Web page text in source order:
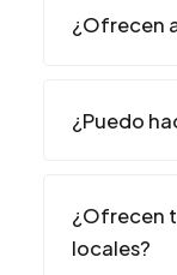
¿Ofrecen
¿Puedo
¿Ofrecen
locales?